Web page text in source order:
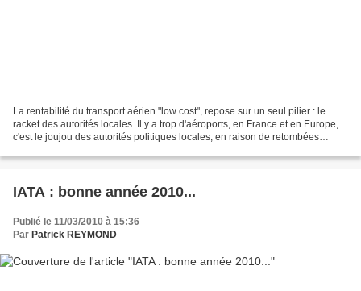
La rentabilité du transport aérien "low cost", repose sur un seul pilier : le
racket des autorités locales. Il y a trop d'aéroports, en France et en Europe,
c'est le joujou des autorités politiques locales, en raison de retombées
IATA : bonne année 2010...
Publié le 11/03/2010 à 15:36
Par Patrick REYMOND